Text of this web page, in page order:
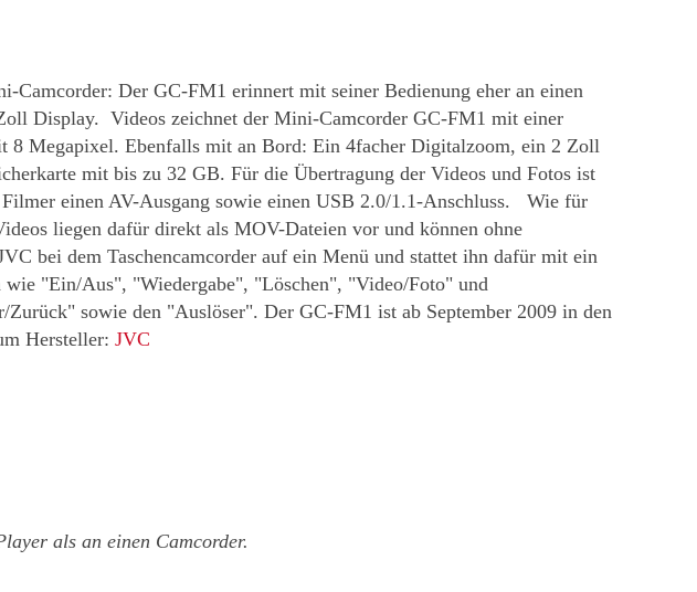
Camcorder: Der GC-FM1 erinnert mit seiner Bedienung eher an einen
Display. Videos zeichnet der Mini-Camcorder GC-FM1 mit einer
Megapixel. Ebenfalls mit an Bord: Ein 4facher Digitalzoom, ein 2 Zoll
mit bis zu 32 GB. Für die Übertragung der Videos und Fotos ist
einen AV-Ausgang sowie einen USB 2.0/1.1-Anschluss. Wie für
liegen dafür direkt als MOV-Dateien vor und können ohne
bei dem Taschencamcorder auf ein Menü und stattet ihn dafür mit ein
"Ein/Aus", "Wiedergabe", "Löschen", "Video/Foto" und
sowie den "Auslöser". Der GC-FM1 ist ab September 2009 in den
Hersteller: JVC
als an einen Camcorder.